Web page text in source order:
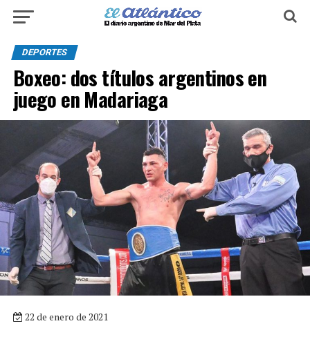
DEPORTES
Boxeo: dos títulos argentinos en
juego en Madariaga
22 de enero de 2021